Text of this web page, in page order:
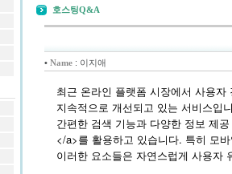
호스팅Q&A
• Name : 이지애
최근 온라인 플랫폼 시장에서 사용
지속적으로 개선되고 있는 서비스입
간편한 검색 기능과 다양한 정보 제
</a>를 활용하고 있습니다. 특히 모
이러한 요소들은 자연스럽게 사용자